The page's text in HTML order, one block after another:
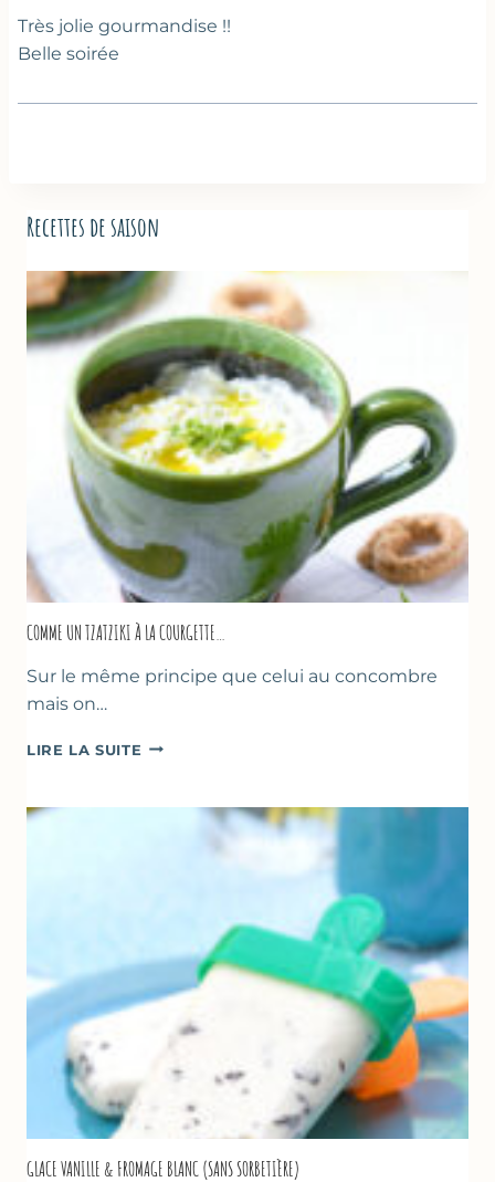
Très jolie gourmandise !!
Belle soirée
Recettes de saison
COMME UN TZATZIKI À LA COURGETTE…
Sur le même principe que celui au concombre
mais on…
LIRE LA SUITE COMME
À
COURGETTE…
GLACE VANILLE & FROMAGE BLANC (SANS SORBETIÈRE)